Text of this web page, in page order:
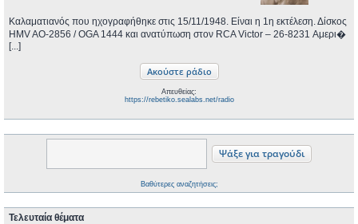
Καλαματιανός που ηχογραφήθηκε στις 15/11/1948. Είναι η 1η εκτέλεση. Δίσκος
HMV AO-2856 / OGA 1444 και ανατύπωση στον RCA Victor ‎– 26-8231 Αμερι�
[...]
Απευθείας:
https://rebetiko.sealabs.net/radio
Βαθύτερες αναζητήσεις;
Τελευταία θέματα